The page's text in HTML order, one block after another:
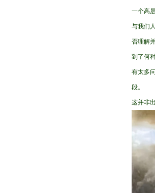
一个高
与我们
否理解
到了何
有太多
段。
这并非